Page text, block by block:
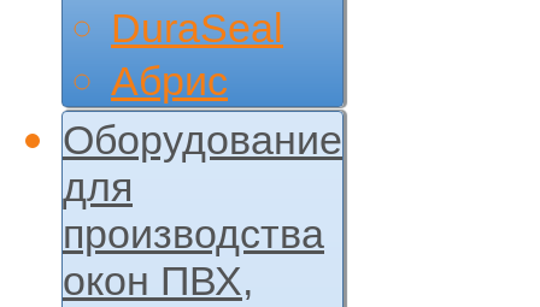
DuraSeal
Абрис
Оборудование
для
производства
окон ПВХ,